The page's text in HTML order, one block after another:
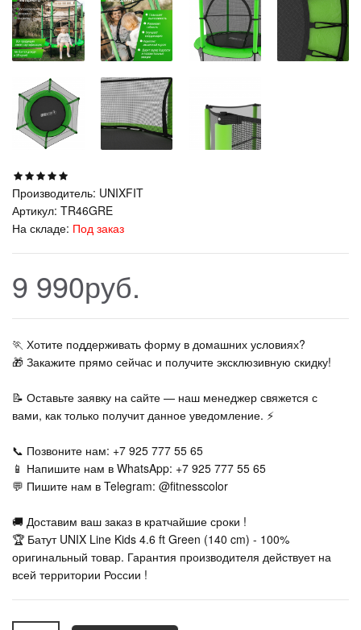
Производитель: UNIXFIT
Артикул: TR46GRE
На складе: Под заказ
9 990руб.
🏃‍ Хотите поддерживать форму в домашних условиях?
🎁 Закажите прямо сейчас и получите эксклюзивную скидку!
📝 Оставьте заявку на сайте — наш менеджер свяжется с
вами, как только получит данное уведомление. ⚡
📞 Позвоните нам: +7 925 777 55 65
📱 Напишите нам в WhatsApp: +7 925 777 55 65
💬 Пишите нам в Telegram: @fitnesscolor
🚚 Доставим ваш заказ в кратчайшие сроки !
🏆 Батут UNIX Line Kids 4.6 ft Green (140 cm) - 100%
оригинальный товар. Гарантия производителя действует на
всей территории России !